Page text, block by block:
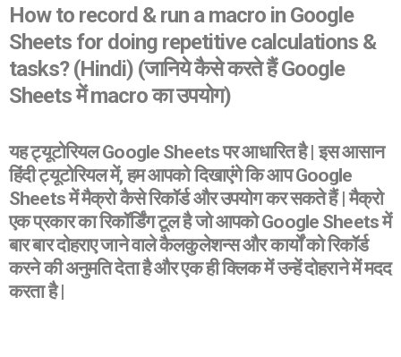
How to record & run a macro in Google
Sheets for doing repetitive calculations &
tasks? (Hindi) (जानिये कैसे करते हैं Google
Sheets में macro का उपयोग)
यह ट्यूटोरियल Google Sheets पर आधारित है | इस आसान
हिंदी ट्यूटोरियल में, हम आपको दिखाएंगे कि आप Google
Sheets में मैक्रो कैसे रिकॉर्ड और उपयोग कर सकते हैं | मैक्रो
एक प्रकार का रिकॉर्डिंग टूल है जो आपको Google Sheets में
बार बार दोहराए जाने वाले कैलकुलेशन्स और कार्यों को रिकॉर्ड
करने की अनुमति देता है और एक ही क्लिक में उन्हें दोहराने में मदद
करता है |